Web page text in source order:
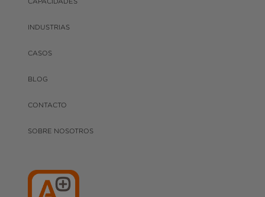
INDUSTRIAS
CASOS
BLOG
CONTACTO
SOBRE NOSOTROS